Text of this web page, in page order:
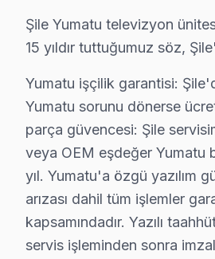
Şile teknisyenlerimiz Yumatu
• Şile'de BGA ve SMD
Şile'de devre kartı
• Yazılım ve Firmware
Wi-Fi bağlantı sorunlarından
• Şile'de Sürekli Eğitim
Her yıl marka sertifikasyon
» Her teknik işlem, titizlik ve
Şile'de televizyon servis
Şile Yumatu televizyon
15 yıldır tuttuğumuz söz,
Yumatu işçilik garantisi:
Yumatu sorunu dönerse
parça güvencesi: Şile
veya OEM eşdeğer Yumatu
yıl. Yumatu'a özgü yazılım
arızası dahil tüm işlemler
kapsamındadır. Yazılı
servis işleminden sonra